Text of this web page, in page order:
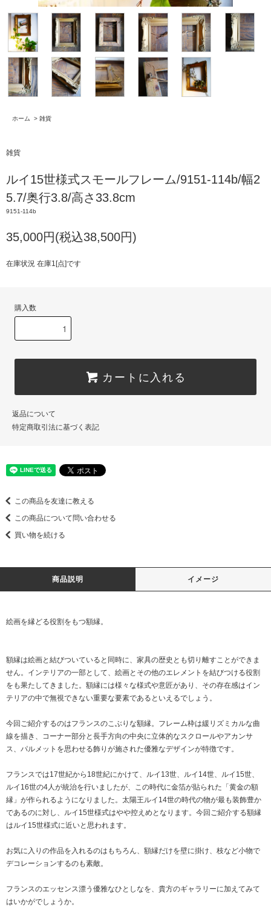
ホーム > 雑貨
雑貨
ルイ15世様式スモールフレーム/9151-114b/幅2
5.7/奥行3.8/高さ33.8cm
9151-114b
35,000円(税込38,500円)
在庫状況 在庫1[点]です
購入数
カートに入れる
返品について
特定商取引法に基づく表記
この商品を友達に教える
この商品について問い合わせる
買い物を続ける
商品説明 イメージ
絵画を縁どる役割をもつ額縁。
額縁は絵画と結びついていると同時に、家具の歴史とも切り離すことができま
せん。インテリアの一部として、絵画とその他のエレメントを結びつける役割
をも果たしてきました。額縁には様々な様式や意匠があり、その存在感はイン
テリアの中で無視できない重要な要素であるといえるでしょう。
今回ご紹介するのはフランスのこぶりな額縁。フレーム枠は緩リズミカルな曲
線を描き、コーナー部分と長手方向の中央に立体的なスクロールやアカンサ
ス、パルメットを思わせる飾りが施された優雅なデザインが特徴です。
フランスでは17世紀から18世紀にかけて、ルイ13世、ルイ14世、ルイ15世、
ルイ16世の4人が統治を行いましたが、この時代に金箔が貼られた「黄金の額
縁」が作られるようになりました。太陽王ルイ14世の時代の物が最も装飾豊か
であるのに対し、ルイ15世様式はやや控えめとなります。今回ご紹介する額縁
はルイ15世様式に近いと思われます。
お気に入りの作品を入れるのはもちろん、額縁だけを壁に掛け、枝など小物で
デコレーションするのも素敵。
フランスのエッセンス漂う優雅なひとしなを、貴方のギャラリーに加えてみて
はいかがでしょうか。